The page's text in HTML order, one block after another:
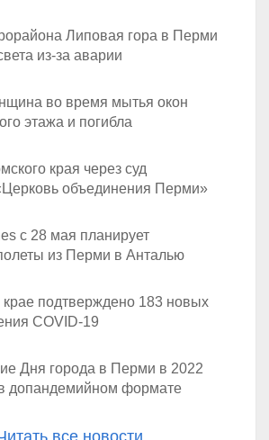
Липовая гора в Перми
из-за аварии
во время мытья окон
этажа и погибла
края через суд
объединения Перми»
с 28 мая планирует
из Перми в Анталью
подтверждено 183 новых
COVID-19
Дня города в Перми в 2022
допандемийном формате